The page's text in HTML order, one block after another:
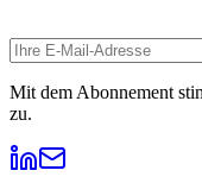
Mit dem Abonnement
zu.